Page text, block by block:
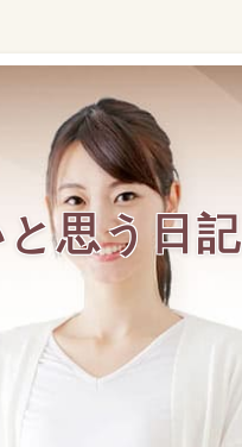
思う日記